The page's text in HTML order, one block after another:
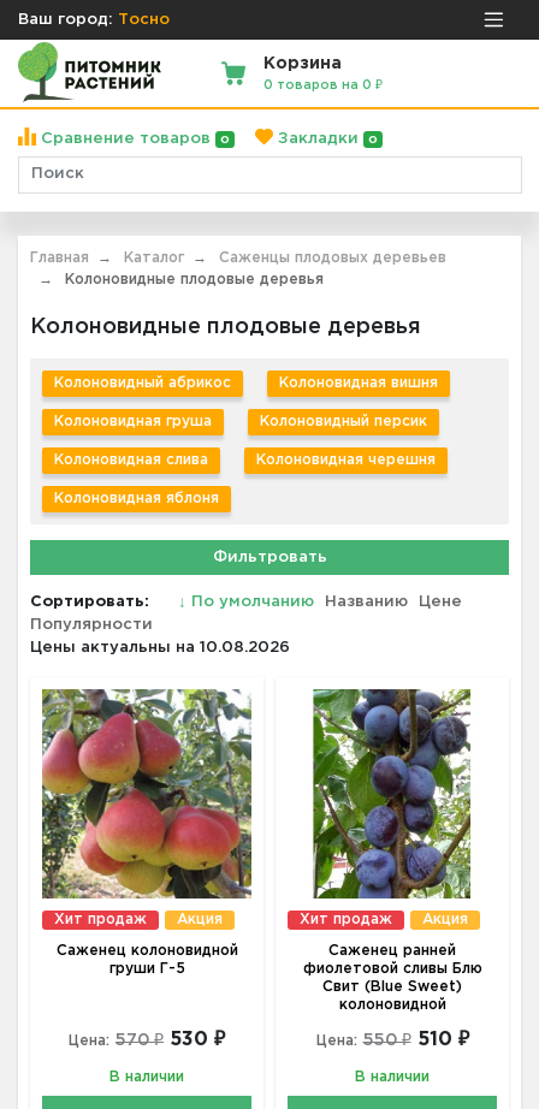
Ваш город: Тосно
Корзина
0 товаров на 0 ₽
Сравнение товаров 0 Закладки 0
Главная Каталог
Саженцы плодовых деревьев
Колоновидные плодовые деревья
Колоновидные плодовые деревья
Колоновидный абрикос Колоновидная вишня
Колоновидная груша Колоновидный персик
Колоновидная слива Колоновидная черешня
Колоновидная яблоня
Фильтровать
Сортировать: ↓ По умолчанию Названию
Цене
Популярности
Цены актуальны на 10.08.2026
Хит продаж Акция
Саженец колоновидной
груши Г-5
Цена: 570 ₽ 530 ₽
В наличии
Хит продаж Акция
Саженец ранней
фиолетовой сливы Блю
Свит (Blue Sweet)
колоновидной
Цена: 550 ₽ 510 ₽
В наличии